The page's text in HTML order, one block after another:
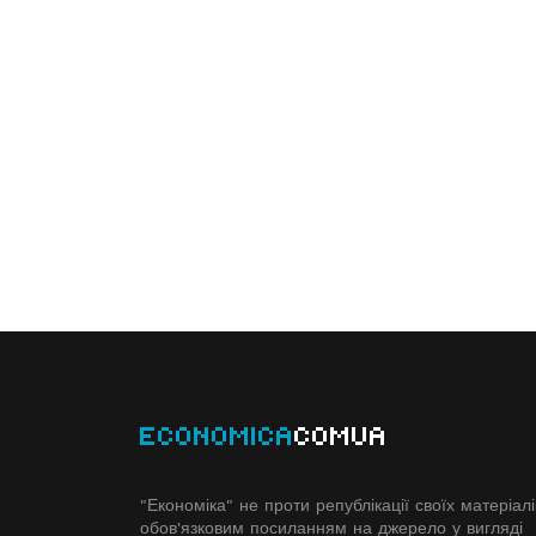
ECONOMICACOMUA
"Економіка" не проти републікації своїх
обов'язковим посиланням на джерело у вигляді